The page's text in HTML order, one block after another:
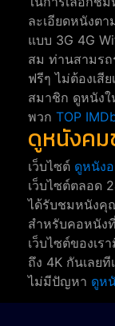
ละเอียดหนังต
แบบ 3G 4G
สม ท่านสามร
ฟรีๆ ไม่ต้องเสี
สมาชิก ดูหนังใ
พวก TOP
ดูหนังคม
เว็บไซต์ ดูหนัง
เว็บไซต์ตลอด
ได้รับชมหนังคุ
สำหรับคอหนัง
เว็บไซต์ของเร
ถึง 4K กันเลย
ไม่มีปัญหา ดูห